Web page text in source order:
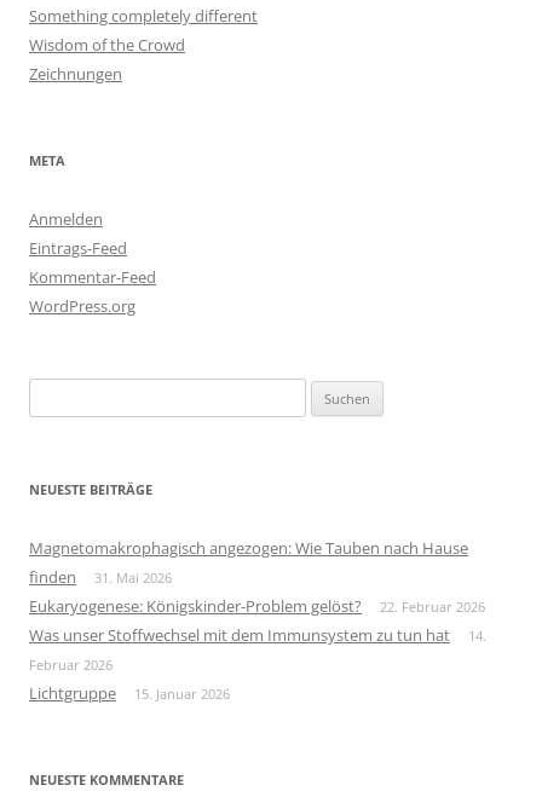
Something completely different
Wisdom of the Crowd
Zeichnungen
META
Anmelden
Eintrags-Feed
Kommentar-Feed
WordPress.org
nach:
NEUESTE BEITRÄGE
Magnetomakrophagisch angezogen: Wie Tauben nach Hause
finden
31. Mai 2026
Eukaryogenese: Königskinder-Problem gelöst? 22. Februar 2026
Was unser Stoffwechsel mit dem Immunsystem zu tun hat
14.
Februar 2026
Lichtgruppe 15. Januar 2026
NEUESTE KOMMENTARE